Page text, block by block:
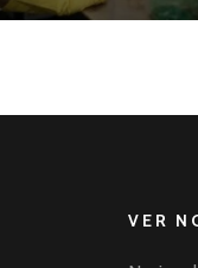
VER